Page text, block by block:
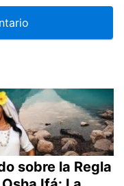
sobre la Regla